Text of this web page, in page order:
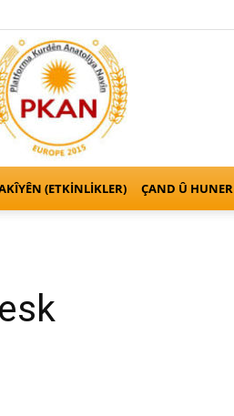
(ETKINLIKLER) ÇAND Û HUNER